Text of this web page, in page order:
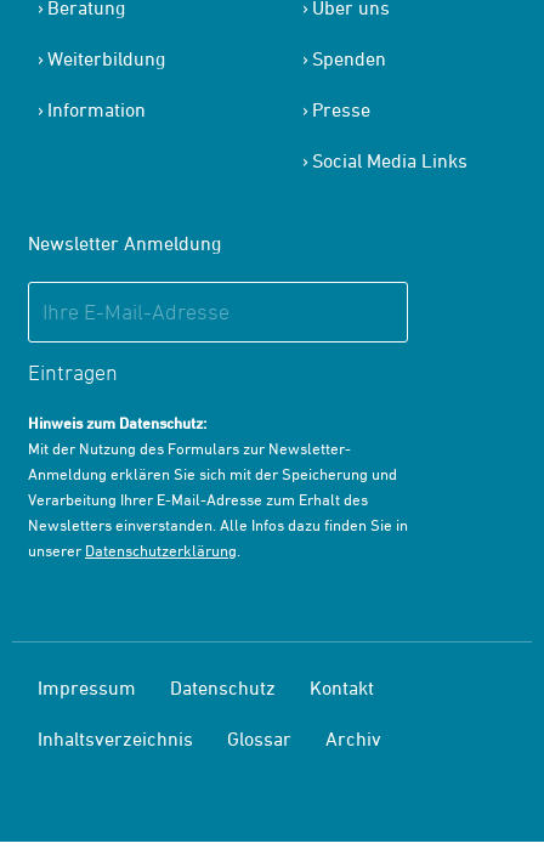
Beratung
Weiterbildung
Information
Über uns
Spenden
Presse
Social Media Links
Newsletter Anmeldung
Eintragen
Hinweis zum Datenschutz:
Mit der Nutzung des Formulars zur Newsletter-
Anmeldung erklären Sie sich mit der Speicherung und
Verarbeitung Ihrer E-Mail-Adresse zum Erhalt des
Newsletters einverstanden. Alle Infos dazu finden Sie in
unserer Datenschutzerklärung.
Impressum Datenschutz Kontakt
Inhaltsverzeichnis Glossar Archiv